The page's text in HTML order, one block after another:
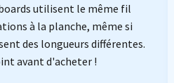
utilisent le même fil
à la planche, même si
des longueurs différentes.
avant d'acheter !